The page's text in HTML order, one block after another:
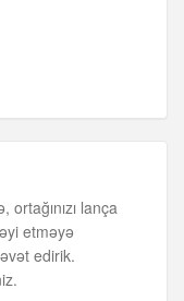
lança
etməyə
edirik.